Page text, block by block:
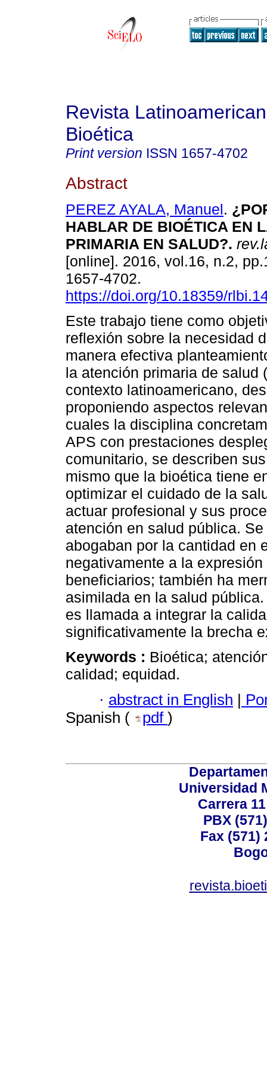
Revista
Bioética
Print version ISSN 1657-4702
Abstract
PEREZ AYALA, Manuel.
HABLAR DE BIOÉTICA EN
PRIMARIA EN SALUD?.
[online]. 2016, vol.16, n.2,
1657-4702.
https://doi.org/10.18359/
Este trabajo tiene como
reflexión sobre la necesidad
manera efectiva
la atención primaria de salud
contexto latinoamericano,
proponiendo aspectos
cuales la disciplina
APS con prestaciones
comunitario, se describen
mismo que la bioética tiene
optimizar el cuidado de la
actuar profesional y sus
atención en salud pública.
abogaban por la cantidad en
negativamente a la
beneficiarios; también ha
asimilada en la salud
es llamada a integrar la
significativamente la brecha
Keywords : Bioética;
calidad; equidad.
· abstract in English |
Spanish (
pdf )
Universidad
Carrera
PBX
Fax (571)